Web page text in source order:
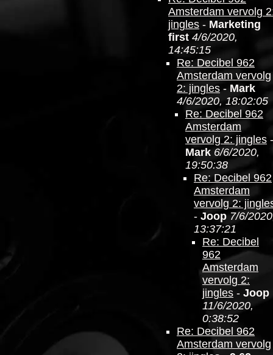
Amsterdam vervolg
jingles - Marketing
first 4/6/2020,
14:45:15
Re: Decibel 962
Amsterdam vervolg
2: jingles - Mark
4/6/2020, 18:02:05
Re: Decibel 962
Amsterdam
vervolg 2: jingles -
Mark 6/6/2020,
19:50:38
Re: Decibel 962
Amsterdam
vervolg 2:
- Joop 7/6/
13:37:21
Re: Decibel
962
Amsterdam
vervolg 2:
jingles - Joop
11/6/2020,
0:38:52
Re: Decibel 962
Amsterdam vervolg